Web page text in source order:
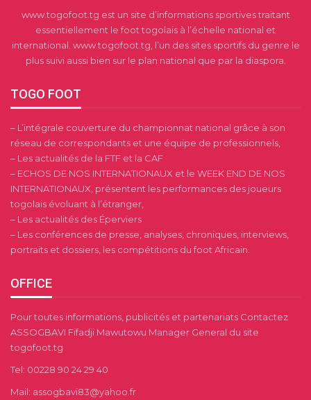
www.togofoot.tg est un site d’informations sportives traitant
essentiellement le foot togolais à l’échelle national et
international. www.togofoot.tg, l’un des sites sportifs du genre le
plus suivi aussi bien sur le plan national que par la diaspora.
TOGO FOOT
– L’intégrale couverture du championnat national grâce à son
réseau de correspondants et une équipe de professionnels,
– Les actualités de la FTF et la CAF
– ECHOS DE NOS INTERNATIONAUX et le WEEK END DE NOS
INTERNATIONAUX, présentent les performances des joueurs
togolais évoluant à l’étranger,
– Les actualités des Éperviers
– Les conférences de presse, analyses, chroniques, interviews,
portraits et dossiers, les compétitions du foot Africain.
OFFICE
Pour toutes informations, publicités et partenariats Contactez
ASSOGBAVI Fifadji Mawutowu Manager General du site
togofoot.tg
Tel: 00228 90 24 29 40
Mail: assogbavi83@yahoo.fr